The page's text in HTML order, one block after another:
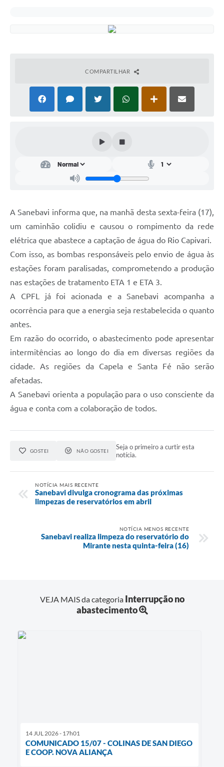
COMPARTILHAR
A Sanebavi informa que, na manhã desta sexta-feira (17),
um caminhão colidiu e causou o rompimento da rede
elétrica que abastece a captação de água do Rio Capivari.
Com isso, as bombas responsáveis pelo envio de água às
estações foram paralisadas, comprometendo a produção
nas estações de tratamento ETA 1 e ETA 3.
A CPFL já foi acionada e a Sanebavi acompanha a
ocorrência para que a energia seja restabelecida o quanto
antes.
Em razão do ocorrido, o abastecimento pode apresentar
intermitências ao longo do dia em diversas regiões da
cidade. As regiões da Capela e Santa Fé não serão
afetadas.
A Sanebavi orienta a população para o uso consciente da
água e conta com a colaboração de todos.
GOSTEI NÃO GOSTEI
Seja o primeiro a curtir esta
notícia.
NOTÍCIA MAIS RECENTE
Sanebavi divulga cronograma das próximas
limpezas de reservatórios em abril
NOTÍCIA MENOS RECENTE
Sanebavi realiza limpeza do reservatório do
Mirante nesta quinta-feira (16)
VEJA MAIS da categoria Interrupção no
abastecimento
14 JUL 2026 - 17h01
COMUNICADO 15/07 - COLINAS DE SAN DIEGO
E COOP. NOVA ALIANÇA